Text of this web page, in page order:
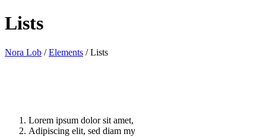
Lists
Nora Lob /Elements /Lists
Lorem ipsum dolor sit amet,
Adipiscing elit, sed diam my